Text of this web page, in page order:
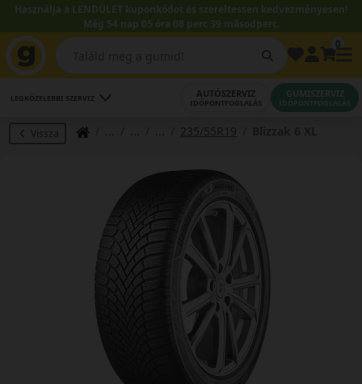
Használja a LENDÜLET kuponkódot és szereltessen kedvezményesen!
Még 54 nap 05 óra 08 perc 38 másodperc.
LEGKÖZELEBBI SZERVIZ AUTÓSZERVIZ
IDŐPONTFOGLALÁS
GUMISZERVIZ
IDŐPONTFOGLALÁS
Vissza 235/55R19